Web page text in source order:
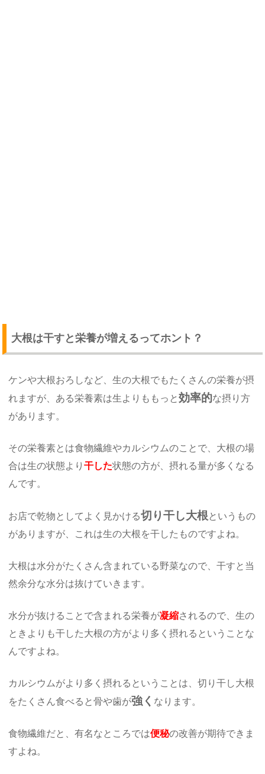
大根は干すと栄養が増えるってホント？
ケンや大根おろしなど、生の大根でもたくさんの栄養が摂
れますが、ある栄養素は生よりももっと効率的な摂り方
があります。
その栄養素とは食物繊維やカルシウムのことで、大根の場
合は生の状態より干した状態の方が、摂れる量が多くなる
んです。
お店で乾物としてよく見かける切り干し大根 というもの
がありますが、これは生の大根を干したものですよね。
大根は水分がたくさん含まれている野菜なので、干すと当
然余分な水分は抜けていきます。
水分が抜けることで含まれる栄養が凝縮されるので、生の
ときよりも干した大根の方がより多く摂れるということな
んですよね。
カルシウムがより多く摂れるということは、切り干し大根
をたくさん食べると骨や歯が強く なります。
食物繊維だと、有名なところでは便秘の改善が期待できま
すよね。